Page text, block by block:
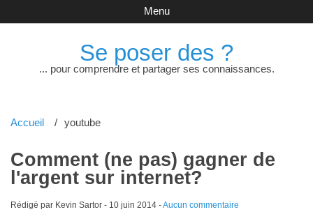
Se poser des ?
... pour comprendre et partager ses connaissances.
Menu
Accueil youtube
Comment (ne pas) gagner de
l'argent sur internet?
Rédigé par Kevin Sartor - 10 juin 2014-Aucun commentaire